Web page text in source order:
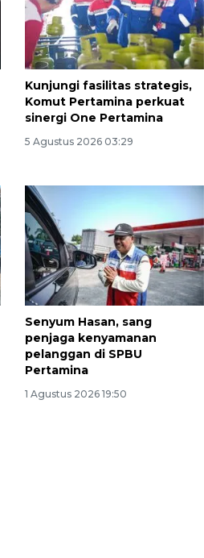
Kunjungi fasilitas strategis,
Komut Pertamina perkuat
sinergi One Pertamina
5 Agustus 2026 03:29
Senyum Hasan, sang
penjaga kenyamanan
pelanggan di SPBU
Pertamina
1 Agustus 2026 19:50